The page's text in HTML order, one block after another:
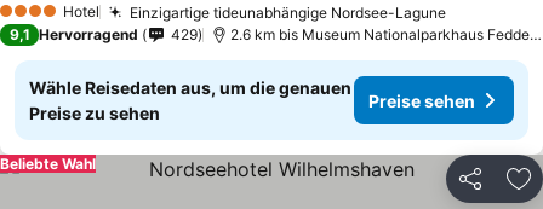
4 Sterne Hotel Einzigartige tideunabhängige Nordsee-LagunePreise
9,1 Hervorragend 429 2.6 km bis Museum Nationalparkhaus
Wähle Reisedaten aus, um die genauen
Preise zu sehen
Preise sehen
Teilen
Beliebte Wahl